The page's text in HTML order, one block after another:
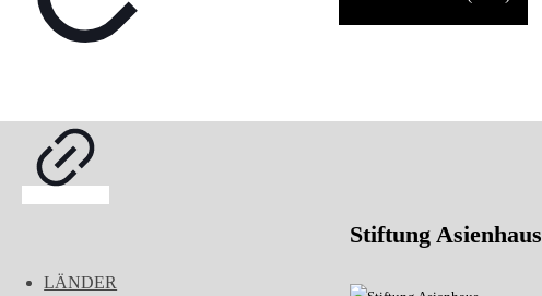
LÄNDER
Stiftung Asienhaus